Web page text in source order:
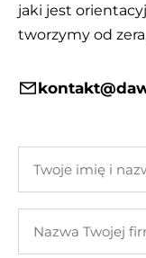
jaki jest
tworzymy od
imię
nazwisko
Twojej